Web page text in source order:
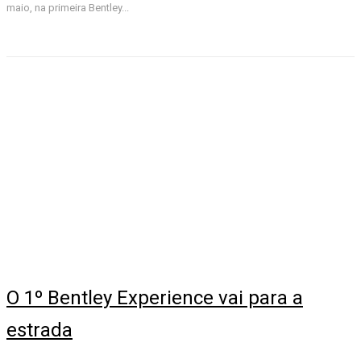
maio, na primeira Bentley...
O 1º Bentley Experience vai para a
estrada